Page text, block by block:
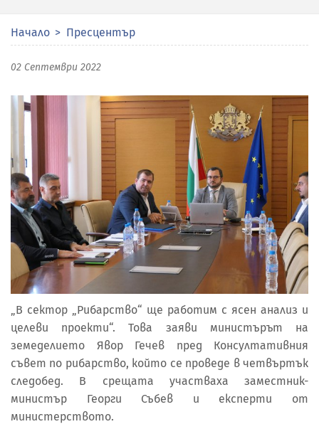
Начало Пресцентър
02 Септември 2022
„В сектор „Рибарство“ ще работим с ясен анализ и
целеви проекти“. Това заяви министърът на
земеделието Явор Гечев пред Консултативния
съвет по рибарство, който се проведе в четвъртък
следобед. В срещата участваха заместник-
министър Георги Събев и експерти от
министерството.